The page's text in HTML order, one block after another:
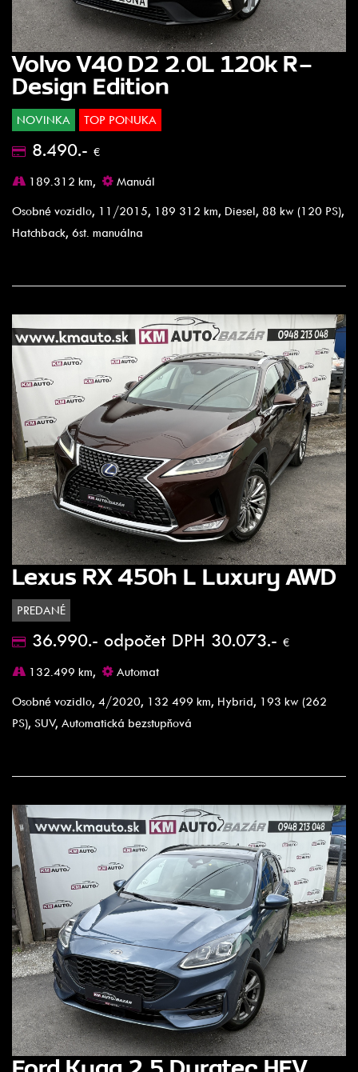
Volvo V40 D2 2.0L 120k R-
Design Edition
NOVINKA TOP PONUKA
8.490.- €
189.312 km,
Manuál
Osobné vozidlo, 11/2015, 189 312 km, Diesel, 88 kw (120 PS),
Hatchback, 6st. manuálna
Lexus RX 450h L Luxury AWD
PREDANÉ
36.990.- odpočet DPH 30.073.- €
132.499 km,
Automat
Osobné vozidlo, 4/2020, 132 499 km, Hybrid, 193 kw (262
PS), SUV, Automatická bezstupňová